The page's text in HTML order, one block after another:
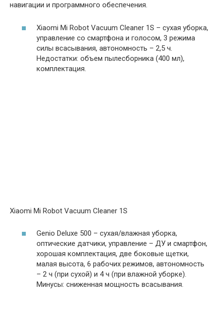
навигации и программного обеспечения.
Xiaomi Mi Robot Vacuum Cleaner 1S – сухая уборка,
управление со смартфона и голосом, 3 режима
силы всасывания, автономность – 2,5 ч.
Недостатки: объем пылесборника (400 мл),
комплектация.
Xiaomi Mi Robot Vacuum Cleaner 1S
Genio Deluxe 500 – сухая/влажная уборка,
оптические датчики, управление – ДУ и смартфон,
хорошая комплектация, две боковые щетки,
малая высота, 6 рабочих режимов, автономность
– 2 ч (при сухой) и 4 ч (при влажной уборке).
Минусы: сниженная мощность всасывания.